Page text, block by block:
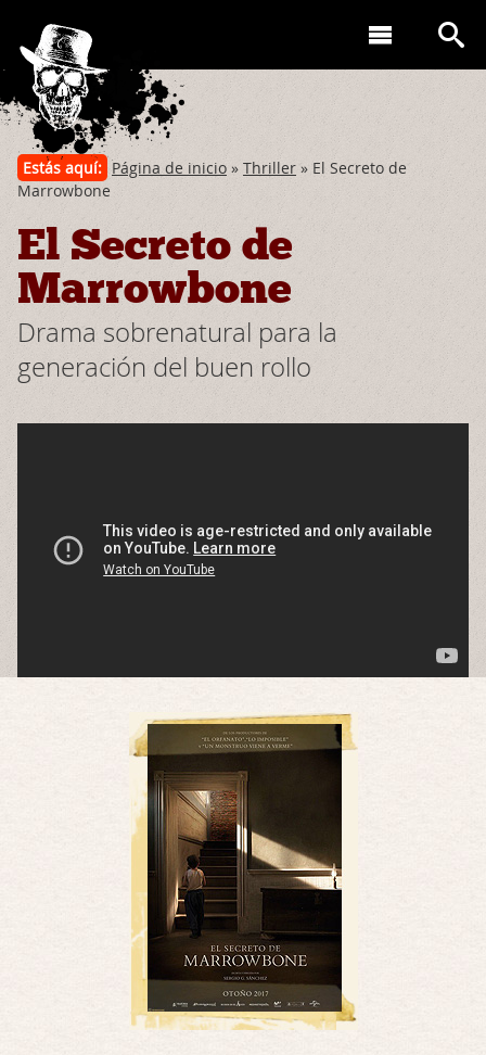
Estás aquí: Página de inicio » Thriller » El Secreto de
Marrowbone
El Secreto de
Marrowbone
Drama sobrenatural para la
generación del buen rollo